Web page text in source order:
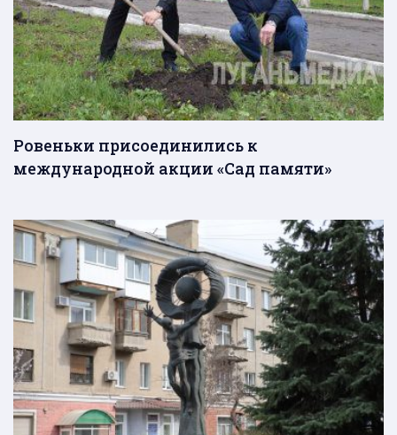
Ровеньки присоединились к
международной акции «Сад памяти»